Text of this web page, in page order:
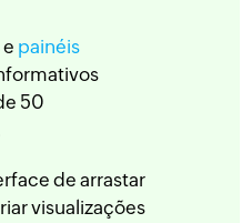
painéis
50
de arrastar
visualizações